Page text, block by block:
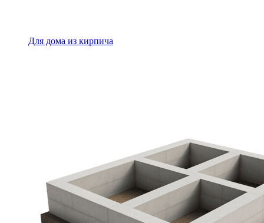
Для дома из кирпича